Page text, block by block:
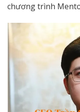
chương trình